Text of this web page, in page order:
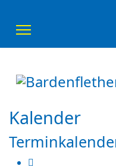
Kalender